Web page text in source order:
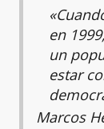
en
un
estar
Marcos